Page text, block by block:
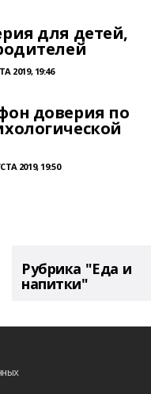
для детей,
2019, 19:46
доверия по
2019, 19:50
Рубрика "Еда и
напитки"